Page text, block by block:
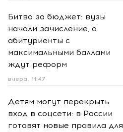
Битва за бюджет: вузы
начали зачисление, а
абитуриенты с
максимальными баллами
ждут реформ
вчера, 11:47
Детям могут перекрыть
вход в соцсети: в России
готовят новые правила для